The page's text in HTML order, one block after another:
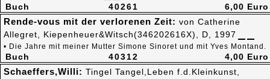
40261
Buch
6,00 Euro
40312
Buch
Rende-vous mit der verlorenen Zeit: von Catherine
Allegret, Kiepenheuer&Witsch(346202616X), D, 1997
• Die Jahre mit meiner Mutter Simone Sinoret und mit Yves Montand.
4,00 Euro
Schaeffers,Willi: Tingel Tangel,Leben f.d.Kleinkunst,